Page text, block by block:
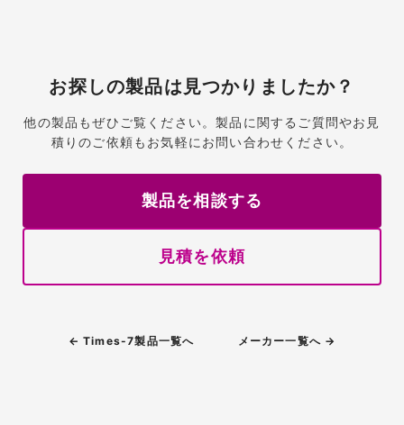
お探しの製品は見つかりましたか？
他の製品もぜひご覧ください。製品に関するご質問やお見
積りのご依頼もお気軽にお問い合わせください。
製品を相談する
見積を依頼
← Times-7製品一覧へ メーカー一覧へ →